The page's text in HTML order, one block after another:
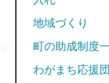
地域づくり
町の助成制度
わがまち応援団